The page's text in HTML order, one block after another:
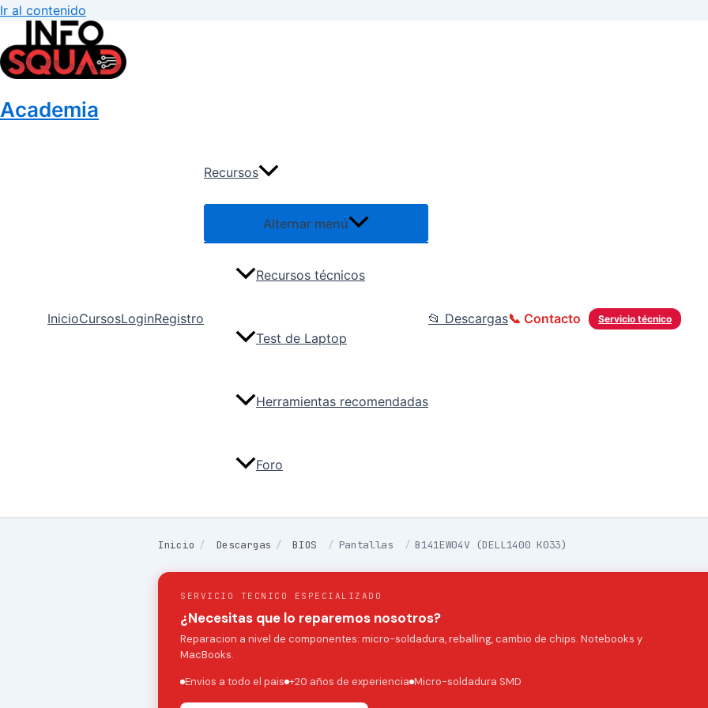
Ir al contenido
Academia
InicioCursosLoginRegistro
Recursos
Alternar menú
Recursos técnicos
Test de Laptop
Herramientas recomendadas
Foro
📂 Descargas Servicio técnico
📞 Contacto
Inicio / Descargas / BIOS / Pantallas / B141EW04V (DELL1400 K033)
SERVICIO TECNICO ESPECIALIZADO
¿Necesitas que lo reparemos nosotros?
Reparacion a nivel de componentes: micro-soldadura, reballing, cambio de chips. Notebooks y
MacBooks.
Envios a todo el pais +20 años de experiencia Micro-soldadura SMD